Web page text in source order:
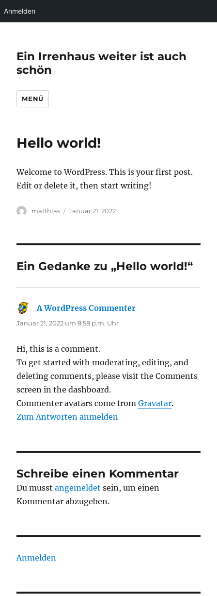
Anmelden
Ein Irrenhaus weiter ist auch
schön
MENÜ
Hello world!
Welcome to WordPress. This is your first post.
Edit or delete it, then start writing!
Autor
matthias
Veröffentlicht
Januar 21, 2022
Ein Gedanke zu „Hello world!“
A WordPress Commenter
Januar 21, 2022 um 8:58 p.m. Uhr
Hi, this is a comment.
To get started with moderating, editing, and
deleting comments, please visit the Comments
screen in the dashboard.
Commenter avatars come fromGravatar.
Zum Antworten anmelden
Schreibe einen Kommentar
Du musstangemeldet sein, um einen
Kommentar abzugeben.
Anmelden